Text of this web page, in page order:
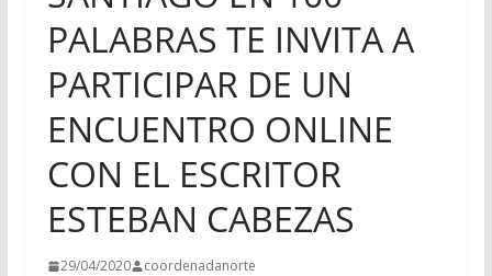
PALABRAS TE INVITA A
PARTICIPAR DE UN
ENCUENTRO ONLINE
CON EL ESCRITOR
ESTEBAN CABEZAS
29/04/2020 coordenadanorte